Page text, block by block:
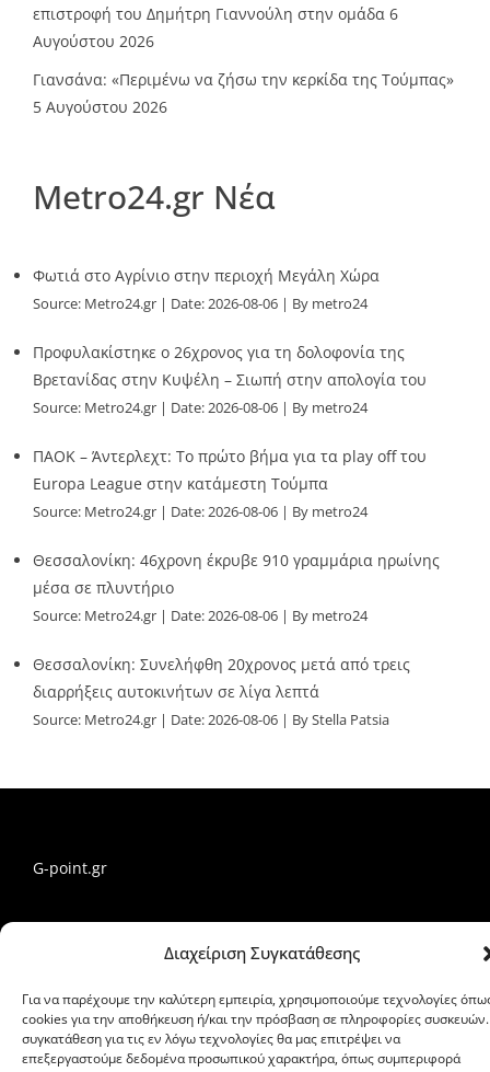
Διαχείριση Συγκατάθεσης
Για να παρέχουμε την καλύτερη εμπειρία, χρησιμοποιούμε τεχνολογίες
cookies για την αποθήκευση ή/και την πρόσβαση σε πληροφορίες
συγκατάθεση για τις εν λόγω τεχνολογίες θα μας επιτρέψει να
επεξεργαστούμε δεδομένα προσωπικού χαρακτήρα, όπως συμπεριφορά
επιστροφή του Δημήτρη Γιαννούλη στην ομάδα 6
Αυγούστου 2026
Γιανσάνα: «Περιμένω να ζήσω την κερκίδα της Τούμπας»
5 Αυγούστου 2026
Metro24.gr Νέα
Φωτιά στο Αγρίνιο στην περιοχή Μεγάλη Χώρα
Source: Metro24.gr Date: 2026-08-06 By metro24
Προφυλακίστηκε ο 26χρονος για τη δολοφονία της
Βρετανίδας στην Κυψέλη – Σιωπή στην απολογία του
Source: Metro24.gr Date: 2026-08-06 By metro24
ΠΑΟΚ – Άντερλεχτ: Το πρώτο βήμα για τα play off του
Europa League στην κατάμεστη Τούμπα
Source: Metro24.gr Date: 2026-08-06 By metro24
Θεσσαλονίκη: 46χρονη έκρυβε 910 γραμμάρια ηρωίνης
μέσα σε πλυντήριο
Source: Metro24.gr Date: 2026-08-06 By metro24
Θεσσαλονίκη: Συνελήφθη 20χρονος μετά από τρεις
διαρρήξεις αυτοκινήτων σε λίγα λεπτά
Source: Metro24.gr Date: 2026-08-06 By Stella Patsia
G-point.gr